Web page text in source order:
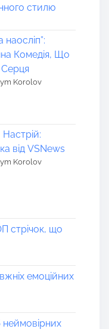
стилю
наосліп”:
Комедія, Що
Korolov
від VSNews
Korolov
стрічок, що
емоційних
неймовірних